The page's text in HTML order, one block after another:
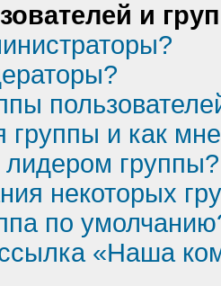
и
группы и как
лидером группы?
некоторых
по
«Наша